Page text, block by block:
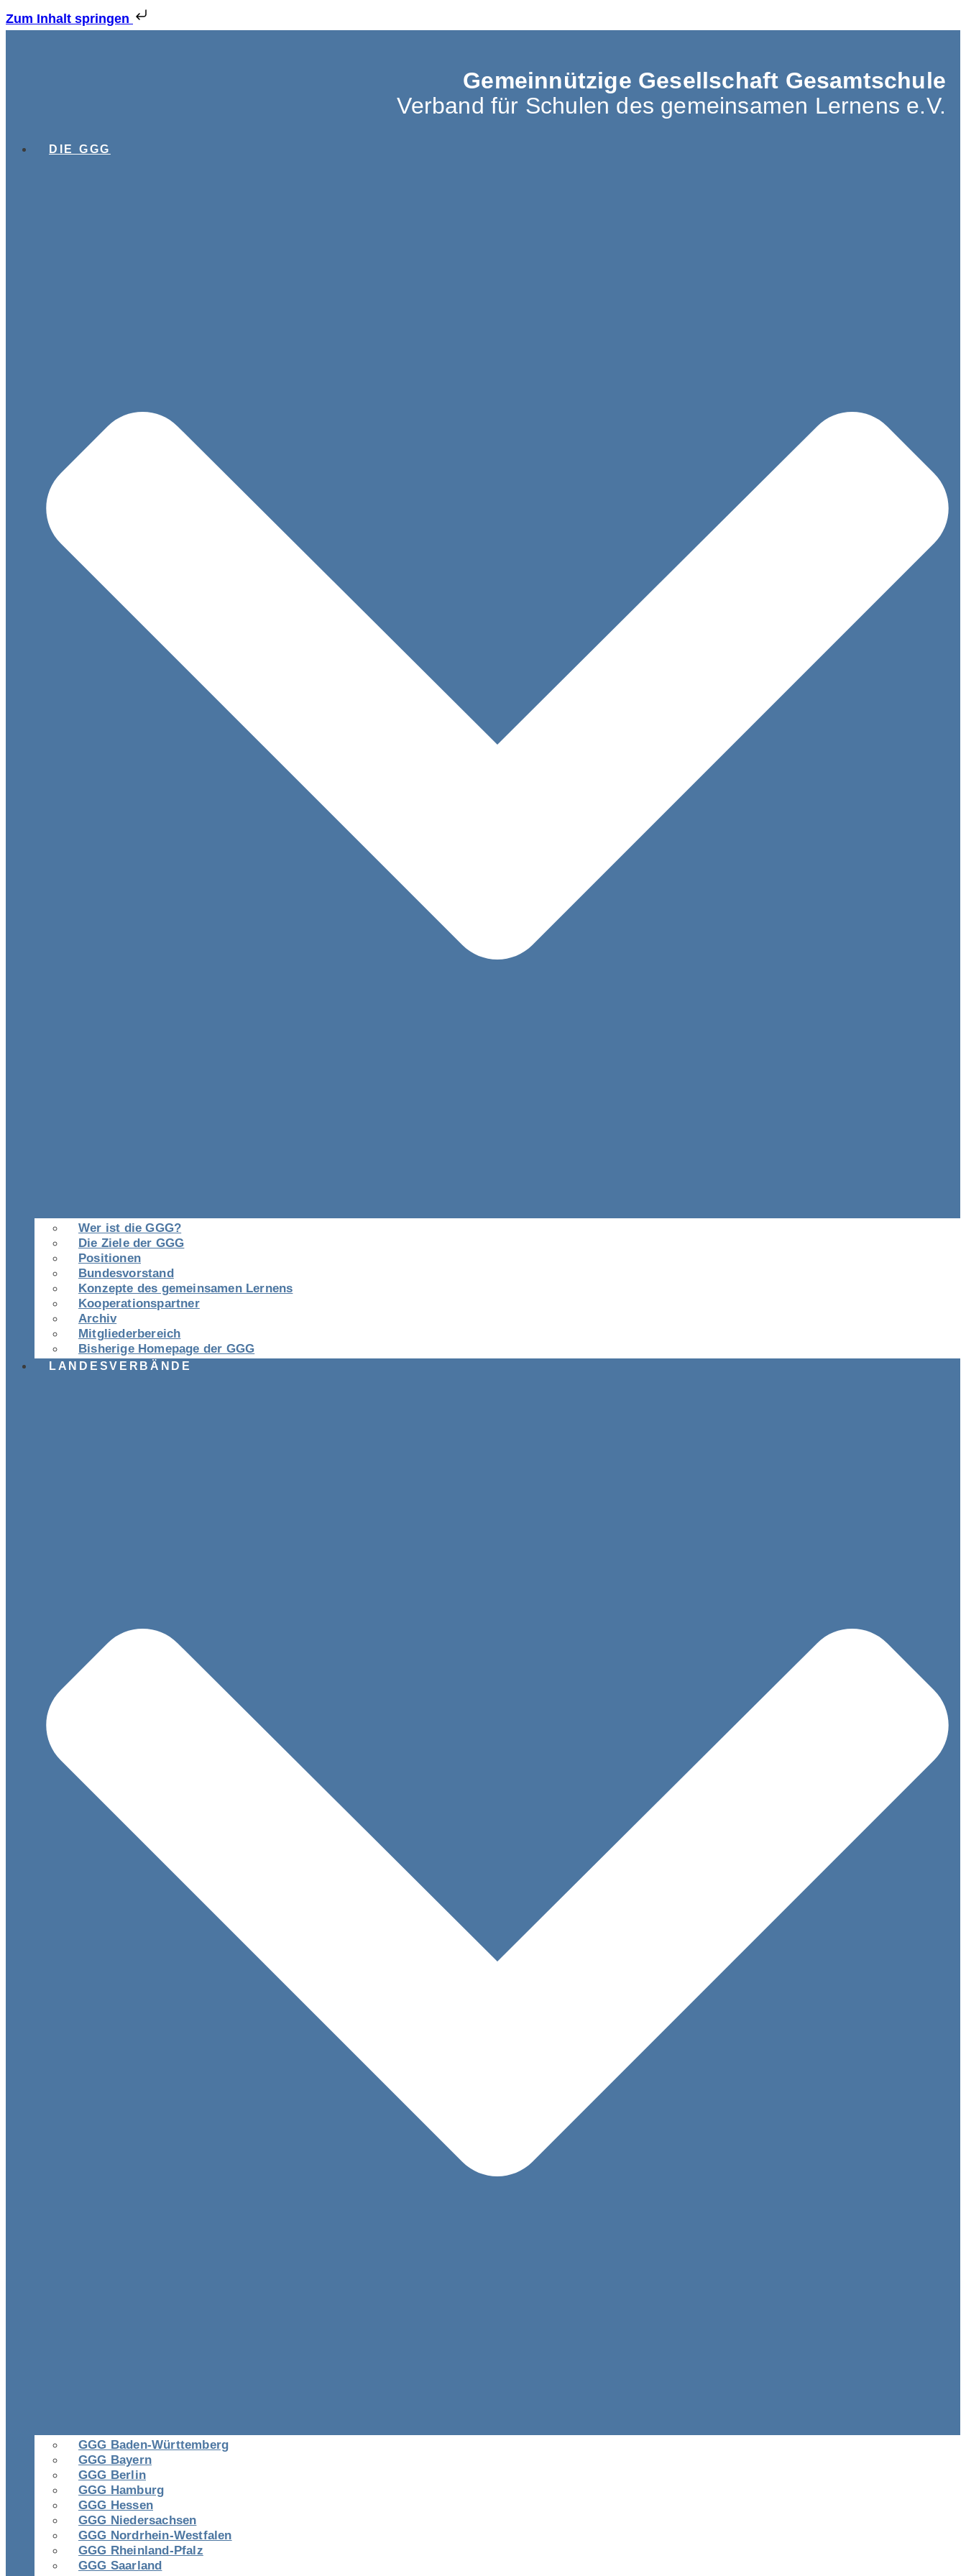
Zum Inhalt springen
Gemeinnützige Gesellschaft Gesamtschule
Verband für Schulen des gemeinsamen Lernens e.V.
DIE GGG
Wer ist die GGG?
Die Ziele der GGG
Positionen
Bundesvorstand
Konzepte des gemeinsamen Lernens
Kooperationspartner
Archiv
Mitgliederbereich
Bisherige Homepage der GGG
LANDESVERBÄNDE
GGG Baden-Württemberg
GGG Bayern
GGG Berlin
GGG Hamburg
GGG Hessen
GGG Niedersachsen
GGG Nordrhein-Westfalen
GGG Rheinland-Pfalz
GGG Saarland